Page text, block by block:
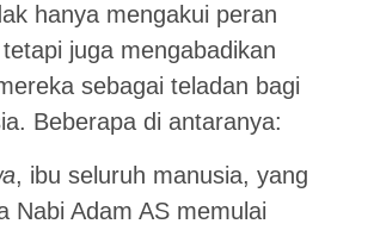
hanya mengakui peran
juga mengabadikan
sebagai teladan bagi
Beberapa di antaranya:
, ibu seluruh manusia, yang
Nabi Adam AS memulai